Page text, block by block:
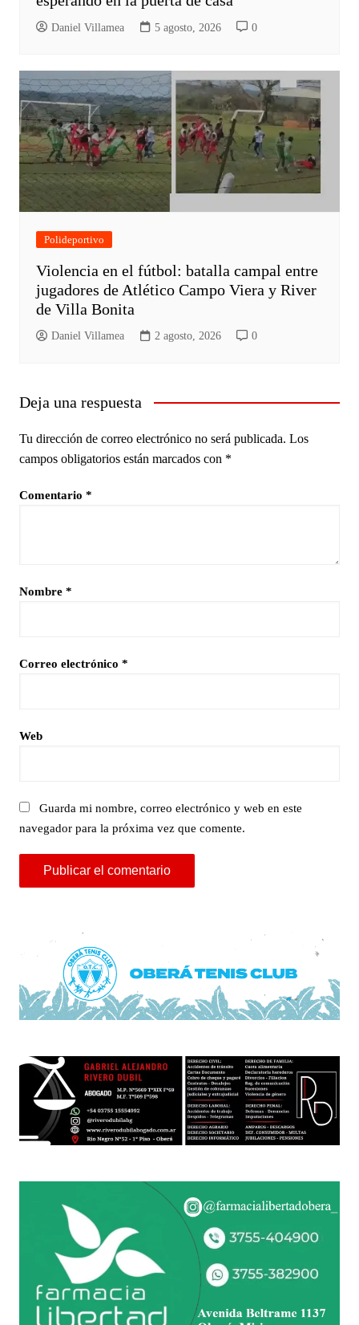
Daniel Villamea 5 agosto, 2026 0
Polideportivo
Violencia en el fútbol: batalla campal entre
jugadores de Atlético Campo Viera y River
de Villa Bonita
Daniel Villamea 2 agosto, 2026 0
Deja una respuesta
Tu dirección de correo electrónico no será publicada. Los
campos obligatorios están marcados con *
Comentario *
Nombre *
Correo electrónico *
Web
Guarda mi nombre, correo electrónico y web en este
navegador para la próxima vez que comente.